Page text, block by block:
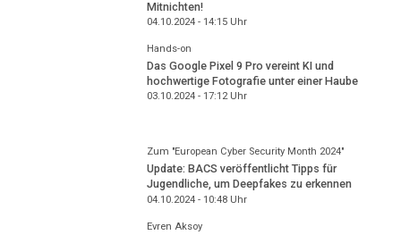
Mitnichten!
04.10.2024 - 14:15Uhr
Hands-on
Das Google Pixel 9 Pro vereint KI und
hochwertige Fotografie unter einer Haube
03.10.2024 - 17:12Uhr
Zum "European Cyber Security Month 2024"
Update: BACS veröffentlicht Tipps für
Jugendliche, um Deepfakes zu erkennen
04.10.2024 - 10:48Uhr
Evren Aksoy